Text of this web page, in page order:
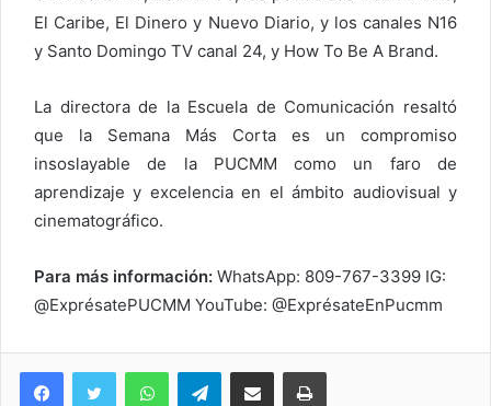
El Caribe, El Dinero y Nuevo Diario, y los canales N16
y Santo Domingo TV canal 24, y How To Be A Brand.
La directora de la Escuela de Comunicación resaltó
que la Semana Más Corta es un compromiso
insoslayable de la PUCMM como un faro de
aprendizaje y excelencia en el ámbito audiovisual y
cinematográfico.
Para más información: WhatsApp: 809-767-3399 IG:
@ExprésatePUCMM YouTube: @ExprésateEnPucmm
WhatsAppTelegramCompartir via Email Imprimi